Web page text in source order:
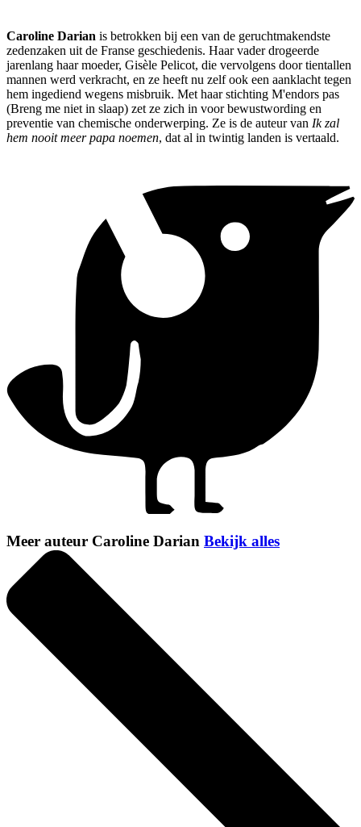
Caroline Darian is betrokken bij een van de geruchtmakendste
zedenzaken uit de Franse geschiedenis. Haar vader drogeerde
jarenlang haar moeder, Gisèle Pelicot, die vervolgens door tientallen
mannen werd verkracht, en ze heeft nu zelf ook een aanklacht tegen
hem ingediend wegens misbruik. Met haar stichting M'endors pas
(Breng me niet in slaap) zet ze zich in voor bewustwording en
preventie van chemische onderwerping. Ze is de auteur van Ik zal
hem nooit meer papa noemen, dat al in twintig landen is vertaald.
Meer auteur Caroline Darian Bekijk alles